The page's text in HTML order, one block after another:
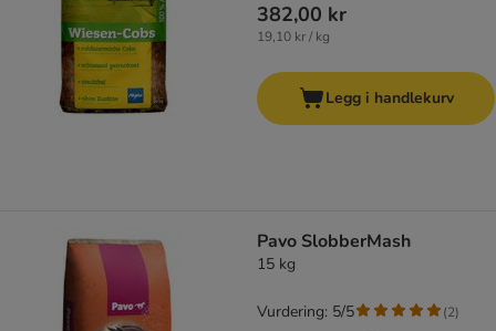
382,00 kr
19,10 kr / kg
Legg i handlekurv
Pavo SlobberMash
15 kg
Vurdering: 5/5 (2)